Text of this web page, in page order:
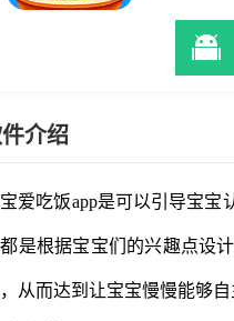
介绍
爱吃饭app是可以引导宝
是根据宝宝们的兴趣点设
从而达到让宝宝慢慢能够自